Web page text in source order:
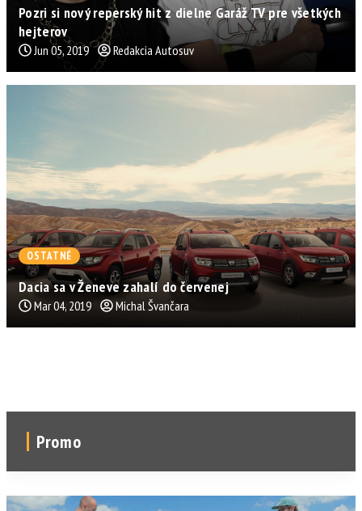
Pozri si nový reperský hit z dielne Garáž TV pre všetkých
hejterov
Jun 05, 2019 Redakcia Autosuv
OSTATNÉ
Dacia sa v Ženeve zahalí do červenej
Mar 04, 2019 Michal Švančara
Promo